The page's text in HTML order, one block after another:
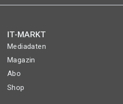
IT-MARKT
Mediadaten
Magazin
Abo
Shop